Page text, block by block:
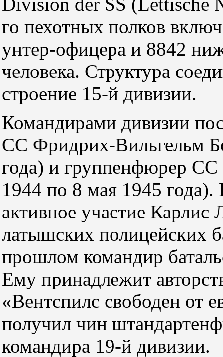
го пехотных полков
унтер-офицера и 8842
человека. Структура
строение 15-й дивизии.
Командирами дивизии
СС Фридрих-Вильгельм
года) и группенфюрер СС
1944 по 8 мая 1945
активное участие Карлис
латышских полицейских
прошлом командир
Ему принадлежит
«Вентспилс свободен от
получил чин
командира 19-й дивизии.